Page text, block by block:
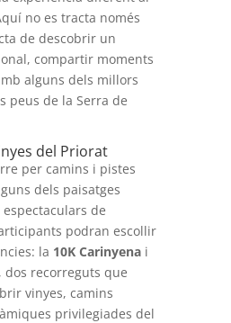
no es tracta només
de descobrir un
compartir moments
alguns dels millors
peus de la Serra de
del Priorat
per camins i pistes
dels paisatges
de
podran escollir
la 10K Carinyenai
dos recorreguts que
vinyes, camins
privilegiades del